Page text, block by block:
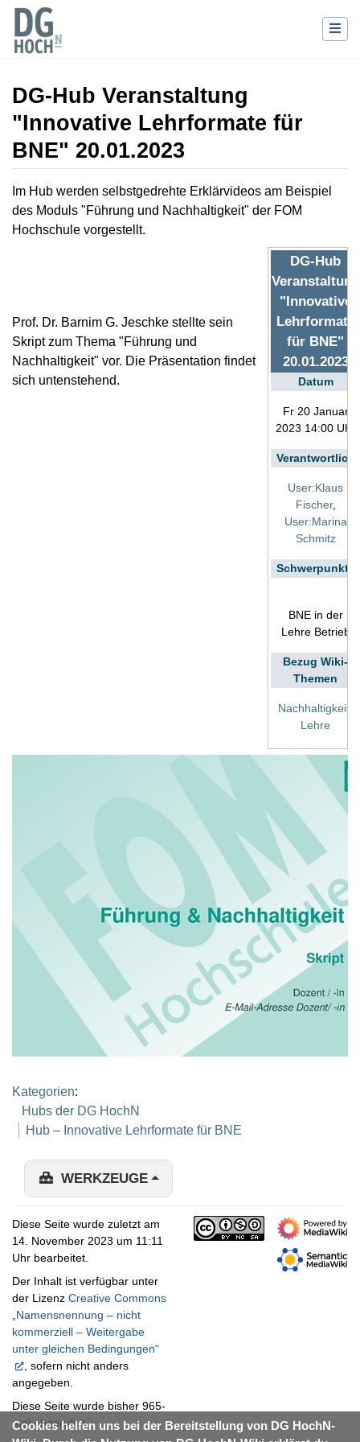
DG-Hub Veranstaltung
"Innovative Lehrformate für
BNE" 20.01.2023
Wechseln zu:Navigation,Suche
Im Hub werden selbstgedrehte Erklärvideos am Beispiel
des Moduls "Führung und Nachhaltigkeit" der FOM
Hochschule vorgestellt.
DG-Hub
Veranstaltung
"Innovative
Lehrformate
für BNE"
20.01.2023
Datum
Fr 20 Januar
2023 14:00 Uhr
Verantwortlich
User:Klaus
Fischer,
User:Marina
Schmitz
Schwerpunkte
BNE in der
Lehre Betrieb
Bezug Wiki-
Themen
Nachhaltigkeit
Lehre
Prof. Dr. Barnim G. Jeschke stellte sein
Skript zum Thema "Führung und
Nachhaltigkeit" vor. Die Präsentation findet
sich untenstehend.
Cookies helfen uns bei der Bereitstellung von DG HochN-
Kategorien:
Hubs der DG HochN
Hub – Innovative Lehrformate für BNE
WERKZEUGE
Diese Seite wurde zuletzt am
14. November 2023 um 11:11
Uhr bearbeitet.
Der Inhalt ist verfügbar unter
der Lizenz Creative Commons
„Namensnennung – nicht
kommerziell – Weitergabe
unter gleichen Bedingungen“
, sofern nicht anders
angegeben.
Diese Seite wurde bisher 965-
mal abgerufen.